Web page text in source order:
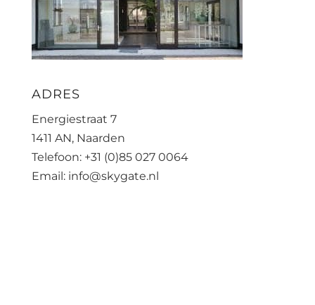
ADRES
Energiestraat 7
1411 AN, Naarden
Telefoon: +31 (0)85 027 0064
Email: info@skygate.nl